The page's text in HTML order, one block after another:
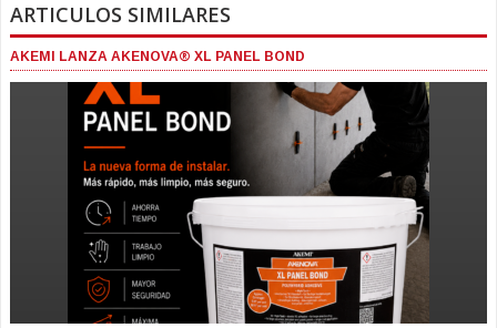
ARTICULOS SIMILARES
AKEMI LANZA AKENOVA® XL PANEL BOND